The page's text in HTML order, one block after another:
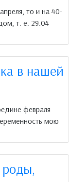
то и на 40-
т. е. 29.04
в нашей
февраля
мою